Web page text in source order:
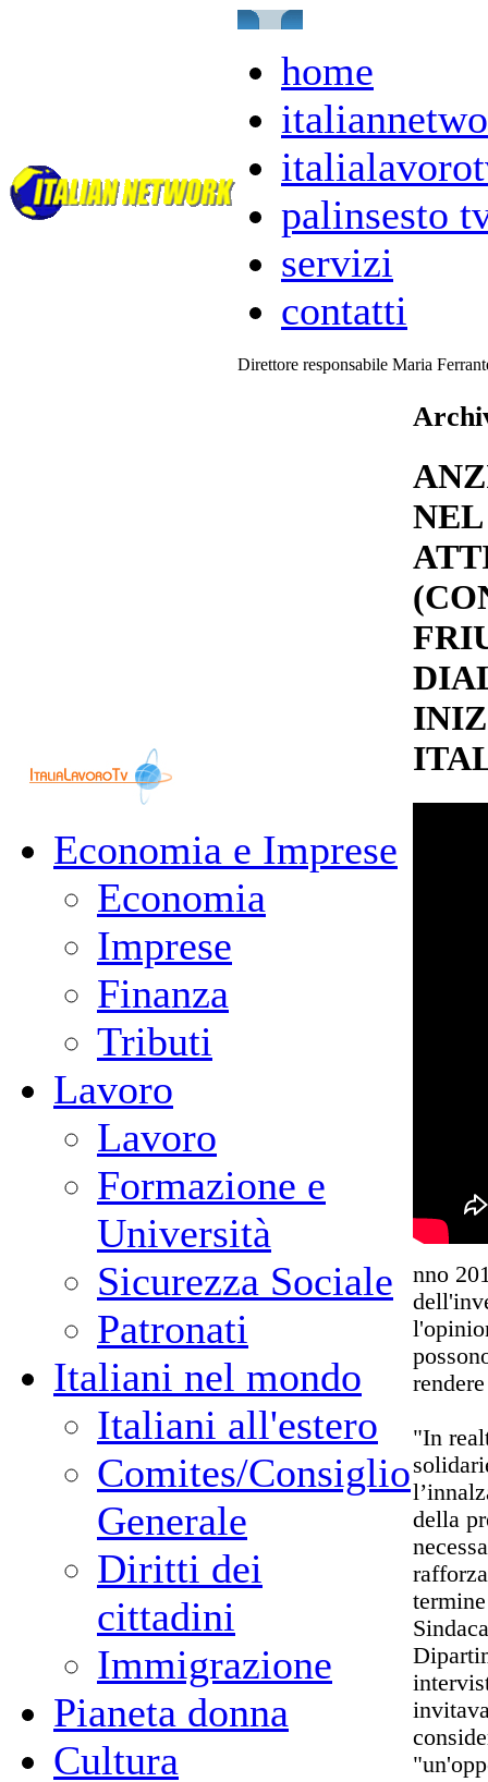
home
palinsesto
servizi
contatti
Direttore responsabile Maria
Economia e Imprese
Economia
Imprese
Finanza
Tributi
Lavoro
Lavoro
Formazione e
Università
Sicurezza Sociale
Patronati
Italiani nel mondo
Italiani all'estero
Comites/Consiglio
Generale
Diritti dei
cittadini
Immigrazione
Pianeta donna
Cultura
nno
"In
della